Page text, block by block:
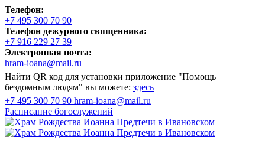
Телефон:
+7 495 300 70 90
Телефон дежурного священника:
+7 916 229 27 39
Электронная почта:
hram-ioana@mail.ru
Найти QR код для установки приложение "Помощь
бездомным людям" вы можете: здесь
+7 495 300 70 90 hram-ioana@mail.ru
Расписание богослужений